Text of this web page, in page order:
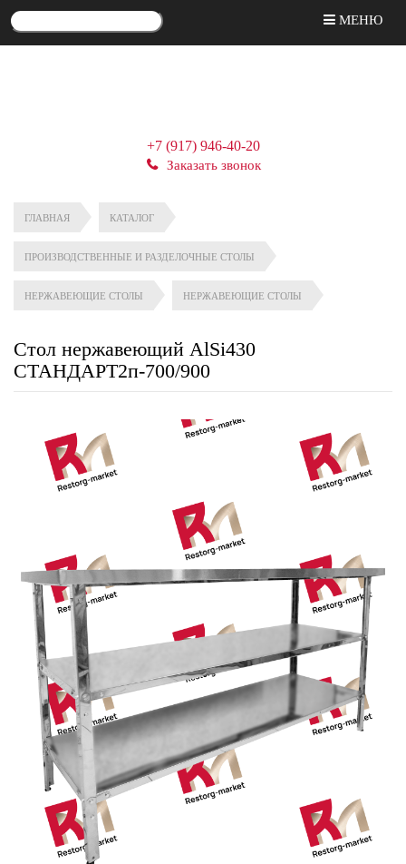
МЕНЮ
+7 (917) 946-40-20
Заказать звонок
ГЛАВНАЯ КАТАЛОГ
ПРОИЗВОДСТВЕННЫЕ И РАЗДЕЛОЧНЫЕ СТОЛЫ
НЕРЖАВЕЮЩИЕ СТОЛЫ НЕРЖАВЕЮЩИЕ СТОЛЫ
Стол нержавеющий AlSi430
СТАНДАРТ2п-700/900